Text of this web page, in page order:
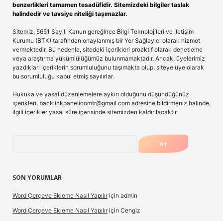
benzerlikleri tamamen tesadüfidir. Sitemizdeki bilgiler taslak
halindedir ve tavsiye niteliği taşımazlar.
Sitemiz, 5651 Sayılı Kanun gereğince Bilgi Teknolojileri ve İletişim
Kurumu (BTK) tarafından onaylanmış bir Yer Sağlayıcı olarak hizmet
vermektedir. Bu nedenle, sitedeki içerikleri proaktif olarak denetleme
veya araştırma yükümlülüğümüz bulunmamaktadır. Ancak, üyelerimiz
yazdıkları içeriklerin sorumluluğunu taşımakta olup, siteye üye olarak
bu sorumluluğu kabul etmiş sayılırlar.
Hukuka ve yasal düzenlemelere aykırı olduğunu düşündüğünüz
içerikleri, backlinkpanelicomtr@gmail.com adresine bildirmeniz halinde,
ilgili içerikler yasal süre içerisinde sitemizden kaldırılacaktır.
SON YORUMLAR
Word Çerçeve Ekleme Nasıl Yapılır için admin
Word Çerçeve Ekleme Nasıl Yapılır için Cengiz